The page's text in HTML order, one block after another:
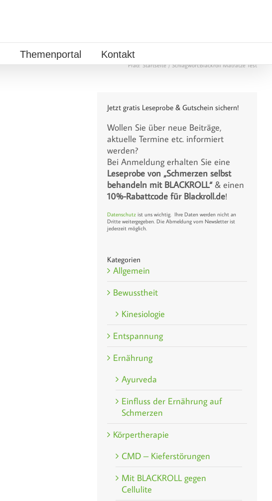
Themenportal Kontakt
Pfad: Startseite Schlagwort:Blackroll Matratze Test
Jetzt gratis Leseprobe & Gutschein sichern!
Wollen Sie über neue Beiträge,
aktuelle Termine etc. informiert
werden?
Bei Anmeldung erhalten Sie eine
Leseprobe von „Schmerzen selbst
behandeln mit BLACKROLL“& einen
10%-Rabattcode für Blackroll.de!
Datenschutz ist uns wichtig. Ihre Daten werden nicht an
Dritte weitergegeben. Die Abmeldung vom Newsletter ist
jederzeit möglich.
Kategorien
Allgemein
Bewusstheit
Kinesiologie
Entspannung
Ernährung
Ayurveda
Einfluss der Ernährung auf
Schmerzen
Körpertherapie
CMD – Kieferstörungen
Mit BLACKROLL gegen
Cellulite